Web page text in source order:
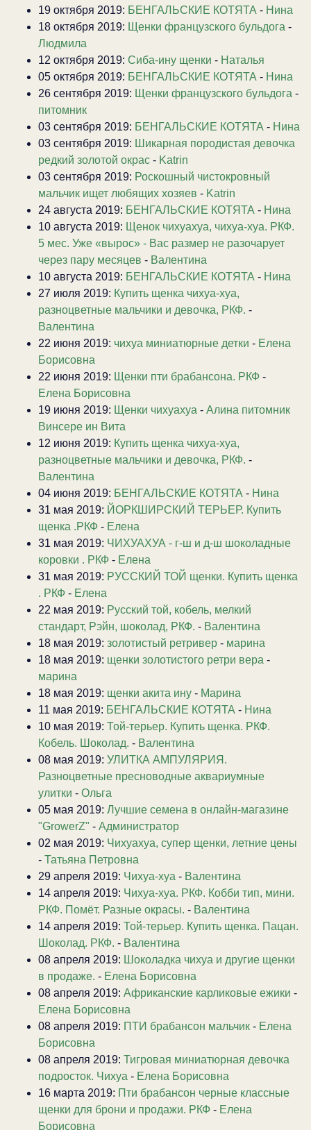
19 октября 2019: БЕНГАЛЬСКИЕ КОТЯТА - Нина
18 октября 2019: Щенки французского бульдога -
Людмила
12 октября 2019: Сиба-ину щенки - Наталья
05 октября 2019: БЕНГАЛЬСКИЕ КОТЯТА - Нина
26 сентября 2019: Щенки французского бульдога -
питомник
03 сентября 2019: БЕНГАЛЬСКИЕ КОТЯТА - Нина
03 сентября 2019: Шикарная породистая девочка
редкий золотой окрас - Katrin
03 сентября 2019: Роскошный чистокровный
мальчик ищет любящих хозяев - Katrin
24 августа 2019: БЕНГАЛЬСКИЕ КОТЯТА - Нина
10 августа 2019: Щенок чихуахуа, чихуа-хуа. РКФ.
5 мес. Уже «вырос» - Вас размер не разочарует
через пару месяцев - Валентина
10 августа 2019: БЕНГАЛЬСКИЕ КОТЯТА - Нина
27 июля 2019: Купить щенка чихуа-хуа,
разноцветные мальчики и девочка, РКФ. -
Валентина
22 июня 2019: чихуа миниатюрные детки - Елена
Борисовна
22 июня 2019: Щенки пти брабансона. РКФ -
Елена Борисовна
19 июня 2019: Щенки чихуахуа - Алина питомник
Винсере ин Вита
12 июня 2019: Купить щенка чихуа-хуа,
разноцветные мальчики и девочка, РКФ. -
Валентина
04 июня 2019: БЕНГАЛЬСКИЕ КОТЯТА - Нина
31 мая 2019: ЙОРКШИРСКИЙ ТЕРЬЕР. Купить
щенка .РКФ - Елена
31 мая 2019: ЧИХУАХУА - г-ш и д-ш шоколадные
коровки . РКФ - Елена
31 мая 2019: РУССКИЙ ТОЙ щенки. Купить щенка
. РКФ - Елена
22 мая 2019: Русский той, кобель, мелкий
стандарт, Рэйн, шоколад, РКФ. - Валентина
18 мая 2019: золотистый ретривер - марина
18 мая 2019: щенки золотистого ретри вера -
марина
18 мая 2019: щенки акита ину - Марина
11 мая 2019: БЕНГАЛЬСКИЕ КОТЯТА - Нина
10 мая 2019: Той-терьер. Купить щенка. РКФ.
Кобель. Шоколад. - Валентина
08 мая 2019: УЛИТКА АМПУЛЯРИЯ.
Разноцветные пресноводные аквариумные
улитки - Ольга
05 мая 2019: Лучшие семена в онлайн-магазине
"GrowerZ" - Администратор
02 мая 2019: Чихуахуа, супер щенки, летние цены
- Татьяна Петровна
29 апреля 2019: Чихуа-хуа - Валентина
14 апреля 2019: Чихуа-хуа. РКФ. Кобби тип, мини.
РКФ. Помёт. Разные окрасы. - Валентина
14 апреля 2019: Той-терьер. Купить щенка. Пацан.
Шоколад. РКФ. - Валентина
08 апреля 2019: Шоколадка чихуа и другие щенки
в продаже. - Елена Борисовна
08 апреля 2019: Африканские карликовые ежики -
Елена Борисовна
08 апреля 2019: ПТИ брабансон мальчик - Елена
Борисовна
08 апреля 2019: Тигровая миниатюрная девочка
подросток. Чихуа - Елена Борисовна
16 марта 2019: Пти брабансон черные классные
щенки для брони и продажи. РКФ - Елена
Борисовна